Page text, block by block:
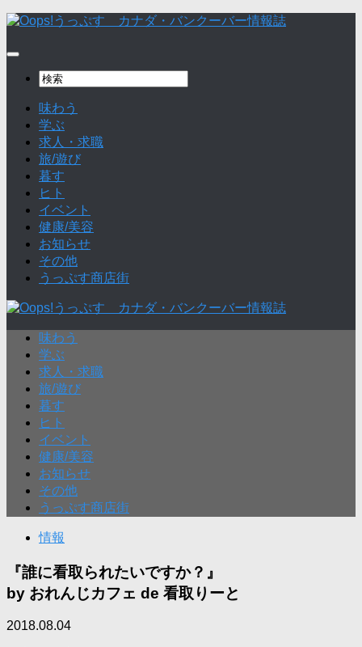
味わう
学ぶ
求人・求職
旅/遊び
暮す
ヒト
イベント
健康/美容
お知らせ
その他
うっぷす商店街
味わう
学ぶ
求人・求職
旅/遊び
暮す
ヒト
イベント
健康/美容
お知らせ
その他
うっぷす商店街
情報
『誰に看取られたいですか？』
by おれんじカフェ de 看取りーと
2018.08.04